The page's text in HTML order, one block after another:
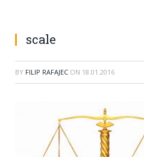
scale
BY FILIP RAFAJEC ON 18.01.2016